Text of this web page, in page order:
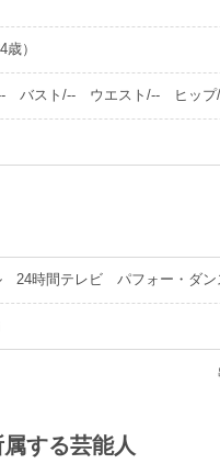
）
バスト/-- ウエスト/-- ヒップ
24時間テレビ パフォー・ダ
する芸能人